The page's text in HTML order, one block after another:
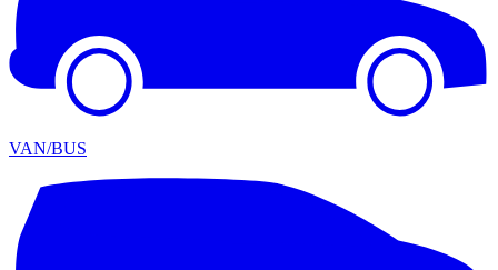
VAN/BUS